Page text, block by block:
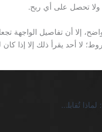
تحصل على أي ربح.
لا أحد يقرأ ذلك إلا إذا
كازينو مكافأة 100 ريال SA: لماذا تُقابلني بحسابات لا تنتهي